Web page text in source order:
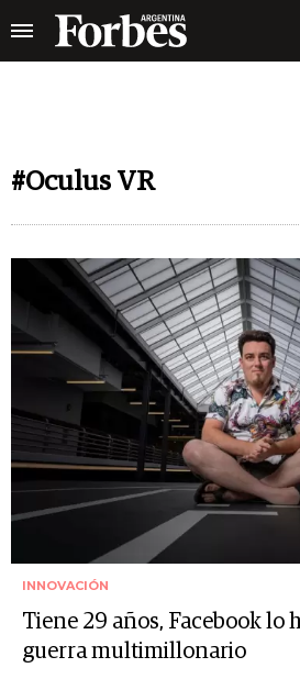
#Oculus VR
INNOVACIÓN
Tiene 29 años, Facebook lo
guerra multimillonario